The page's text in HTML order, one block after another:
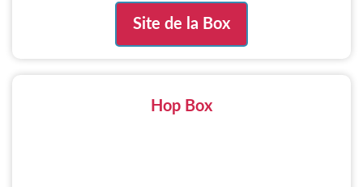
Site de la Box
Hop Box